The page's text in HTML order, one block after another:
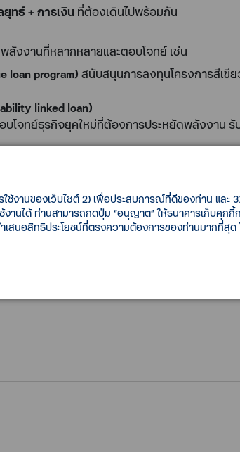
ยุทธ์ + การเงิน ที่ต้องเดินไปพร้อมกัน
ลังงานที่หลากหลายและตอบโจทย์ เช่น
loan program) สนับสนุนการลงทุนโครงการสีเขี
linked loan)
บโจทย์ธุรกิจยุคใหม่ที่ต้องการประหยัดพลังงาน
รถยนต์ไฟฟ้าโดยไม่ต้องใช้เงินสดก้อนโตในการซื้อ
ดอกเบี้ยที่จูงใจและคงที่ตลอดสัญญา
ช้งานของเว็บไซต์ 2) เพื่อประสบการณ์ที่ดีของท่าน และ
านได้ ท่านสามารถกดปุ่ม “อนุญาต” ให้ธนาคารเก็บคุกกี้
เสนอสิทธิประโยชน์ที่ตรงความต้องการของท่านมากที่สุด